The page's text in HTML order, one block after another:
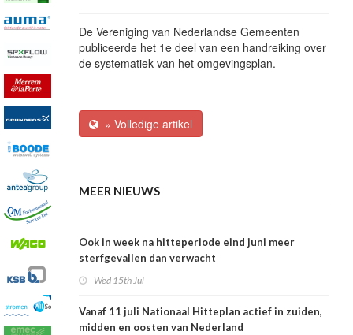
De Vereniging van Nederlandse Gemeenten
publiceerde het 1e deel van een handreiking over
de systematiek van het omgevingsplan.
» Volledige artikel
MEER NIEUWS
Ook in week na hitteperiode eind juni meer
sterfgevallen dan verwacht
Wed 15th Jul
Vanaf 11 juli Nationaal Hitteplan actief in zuiden,
midden en oosten van Nederland